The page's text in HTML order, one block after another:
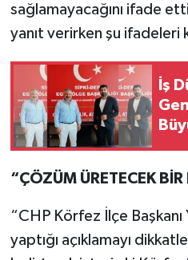
sağlamayacağını ifade
yanıt verirken şu ifadeleri
İş
“ÇÖZÜM ÜRETECEK BİR
“CHP Körfez İlçe Başkanı
yaptığı açıklamayı